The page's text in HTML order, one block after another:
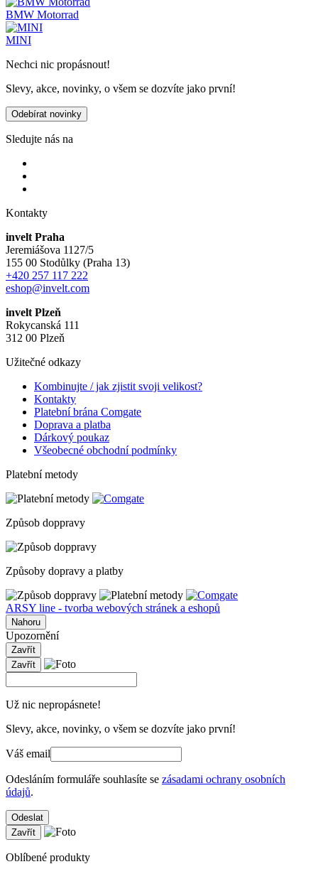
BMW Motorrad
MINI
Nechci nic propásnout!
Slevy, akce, novinky, o všem se dozvíte jako první!
Odebírat novinky
Sledujte nás na
Kontakty
invelt Praha
Jeremiášova 1127/5
155 00 Stodůlky (Praha 13)
+420 257 117 222
eshop@invelt.com
invelt Plzeň
Rokycanská 111
312 00 Plzeň
Užitečné odkazy
Kombinujte / jak zjistit svoji velikost?
Kontakty
Platební brána Comgate
Doprava a platba
Dárkový poukaz
Všeobecné obchodní podmínky
Platební metody
Způsob doppravy
Způsoby dopravy a platby
ARSY line - tvorba webových stránek a eshopů
Nahoru
Upozornění
Zavřít
Zavřít
Už nic nepropásnete!
Slevy, akce, novinky, o všem se dozvíte jako první!
Váš email
Odesláním formuláře souhlasíte se zásadami ochrany osobních
údajů.
Odeslat
Zavřít
Oblíbené produkty